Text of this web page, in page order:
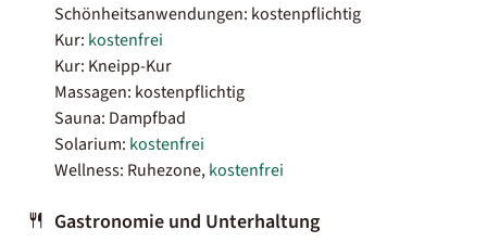
Schönheitsanwendungen: kostenpflichtig
Kur: kostenfrei
Kur: Kneipp-Kur
Massagen: kostenpflichtig
Sauna: Dampfbad
Solarium: kostenfrei
Wellness: Ruhezone,kostenfrei
Gastronomie und Unterhaltung